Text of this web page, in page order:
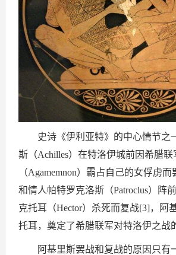
史诗《伊利亚特》的中心情节之
斯（Achilles）在特洛伊城前因希腊
（Agamemnon）霸占自己的女俘虏
和情人帕特罗克洛斯（Patroclus）阵
克托耳（Hector）杀死而复战[3]，阿
托耳，奠定了希腊联军对特洛伊之战
阿基里斯罢战和复战的原因只有